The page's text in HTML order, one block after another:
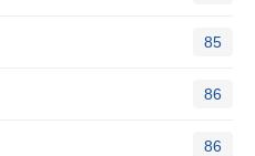
85
86
86